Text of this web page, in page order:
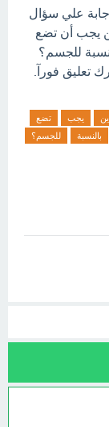
علي سؤال
يجب أن تضع
للجسم؟
تعليق فورآ.
يجب
تضع
بالنسبة
للجسم؟